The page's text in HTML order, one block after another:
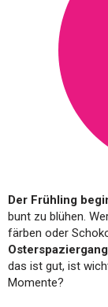
Der Frühling
bunt zu blühen.
färben oder
Osterspaziergang
das ist gut, ist
Momente?